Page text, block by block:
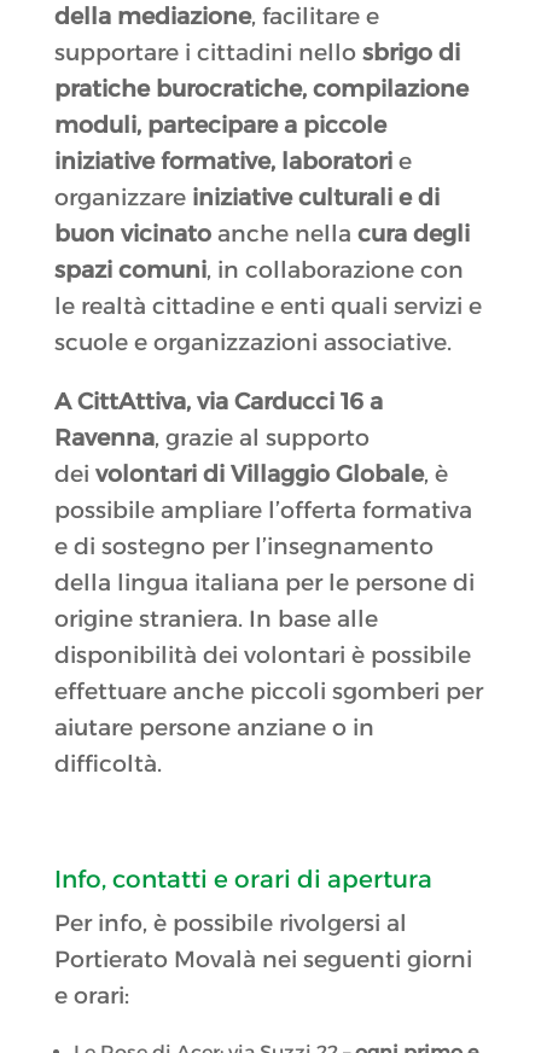
della mediazione, facilitare e
supportare i cittadini nello sbrigo di
pratiche burocratiche, compilazione
moduli, partecipare a piccole
iniziative formative, laboratorie
organizzare iniziative culturali e di
buon vicinatoanche nella cura degli
spazi comuni, in collaborazione con
le realtà cittadine e enti quali servizi e
scuole e organizzazioni associative.
A CittAttiva, via Carducci 16 a
Ravenna, grazie al supporto
dei volontari di Villaggio Globale, è
possibile ampliare l’offerta formativa
e di sostegno per l’insegnamento
della lingua italiana per le persone di
origine straniera. In base alle
disponibilità dei volontari è possibile
effettuare anche piccoli sgomberi per
aiutare persone anziane o in
difficoltà.
Info, contatti e orari di apertura
Per info, è possibile rivolgersi al
Portierato Movalà nei seguenti giorni
e orari: